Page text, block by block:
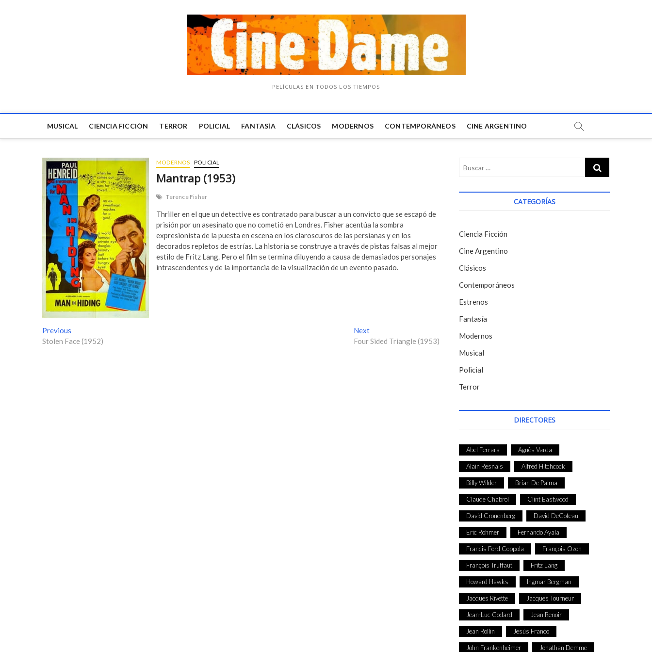
PELÍCULAS EN TODOS LOS TIEMPOS
MUSICAL CIENCIA FICCIÓN TERROR POLICIAL FANTASÍA CLÁSICOS MODERNOS CONTEMPORÁNEOS CINE ARGENTINO
MODERNOS POLICIAL
Mantrap (1953)
Terence Fisher
Thriller en el que un detective es contratado para buscar a un convicto que se escapó de
prisión por un asesinato que no cometió en Londres. Fisher acentúa la sombra
expresionista de la puesta en escena en los claroscuros de las persianas y en los
decorados repletos de estrías. La historia se construye a través de pistas falsas al mejor
estilo de Fritz Lang. Pero el film se termina diluyendo a causa de demasiados personajes
intrascendentes y de la importancia de la visualización de un evento pasado.
N
a
Previous
r
Stolen Face (1952)
Next
e
Four Sided Triangle (1953)
CATEGORÍAS
Ciencia Ficción
Cine Argentino
Clásicos
Contemporáneos
Estrenos
Fantasía
Modernos
Musical
Policial
Terror
DIRECTORES
Abel Ferrara Agnès Varda
Alain Resnais Alfred Hitchcock
Billy Wilder Brian De Palma
Claude Chabrol Clint Eastwood
David Cronenberg David DeCoteau
Eric Rohmer Fernando Ayala
Francis Ford Coppola François Ozon
François Truffaut Fritz Lang
Howard Hawks Ingmar Bergman
Jacques Rivette Jacques Tourneur
Jean-Luc Godard Jean Renoir
Jean Rollin Jesús Franco
John Frankenheimer Jonathan Demme